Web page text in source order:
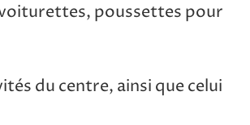
poussettes pour
du centre, ainsi que celui